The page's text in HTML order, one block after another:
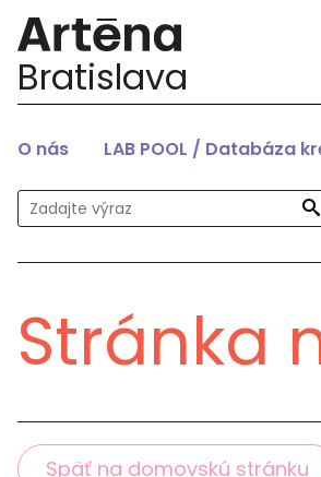
Bratislava
O nás LAB POOL / Databáza
Stránka
Späť na domovskú stránku